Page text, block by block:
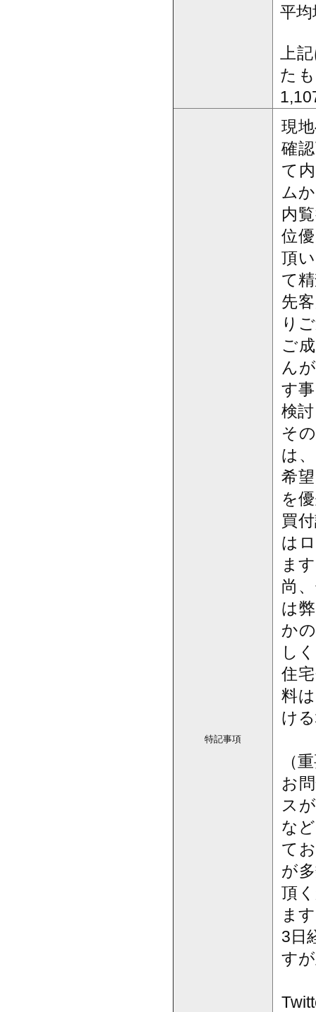
平
上
た
特記事項
現
確
て
ム
内
位
頂
て
先
り
ご
ん
す
検
そ
は
希
を
買
は
ま
尚
は
か
し
住
料
け
（
お
ス
な
て
が
頂
ま
3日
す